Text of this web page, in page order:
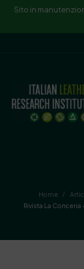
Sito in
Home /
Rivista La